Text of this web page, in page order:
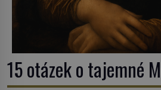
15 otázek o tajemné